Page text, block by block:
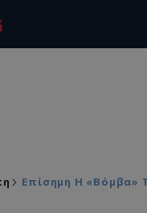
Επίσημη Η «βόμβα»